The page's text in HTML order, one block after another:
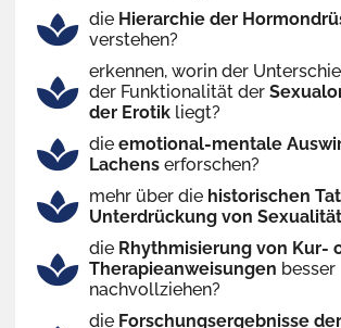
die Hierarchie der
verstehen?
erkennen, worin der
der Funktionalität der
der Erotikliegt?
die emotional-mentale
Lachenserforschen?
mehr über die historischen
Unterdrückung von Sexualität
die Rhythmisierung von Kur-
Therapieanweisungen besser
nachvollziehen?
die Forschungsergebnisse der